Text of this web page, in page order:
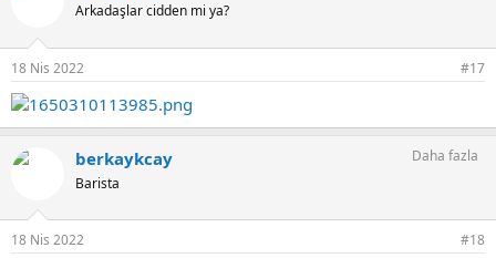
:
Arkadaşlar cidden mi ya?
18 Nis 2022 #17
berkaykcay
Barista
Daha fazla
18 Nis 2022 #18